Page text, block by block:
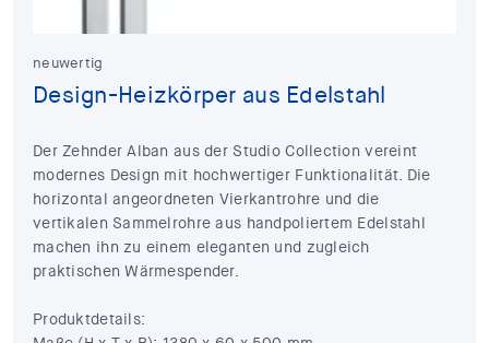
neuwertig
Design-Heizkörper aus Edelstahl
Der Zehnder Alban aus der Studio Collection vereint
modernes Design mit hochwertiger Funktionalität. Die
horizontal angeordneten Vierkantrohre und die
vertikalen Sammelrohre aus handpoliertem Edelstahl
machen ihn zu einem eleganten und zugleich
praktischen Wärmespender.
Produktdetails: